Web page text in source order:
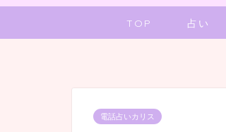
TOP 占い
電話占いカリス